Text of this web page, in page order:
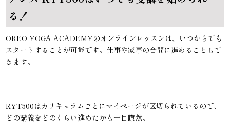
る！
OREO YOGA ACADEMYのオンラインレッスンは、いつからでも
スタートすることが可能です。仕事や家事の合間に進めることもで
きます。
RYT500はカリキュラムごとにマイページが区切られているので、
どの講義をどのくらい進めたかも一目瞭然。